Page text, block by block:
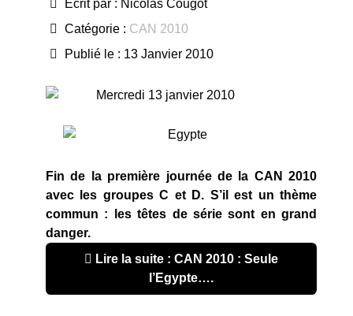
Écrit par : Nicolas Cougot
Catégorie : CAN 2010
Publié le : 13 Janvier 2010
Mercredi 13 janvier 2010
Fin de la première journée de la CAN 2010
avec les groupes C et D. S’il est un thème
commun : les têtes de série sont en grand
danger.
Lire la suite : CAN 2010 : Seule
l’Egypte….